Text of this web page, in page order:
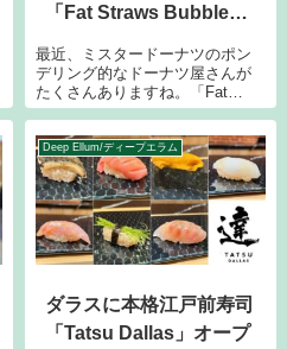
「Fat Straws Bubble
最近、ミスタードーナツのポン
デリング的なドーナツ屋さんが
たくさんありますね。「Fat
Straws Bubble Tea」はダラスに
曜日がお休みなんです！今回は
春節の時だったのでtigerという
干支にちなんだド
Deep Ellum/ディープエラム
ダラスに本格江戸前寿司
「Tatsu Dallas」オープ